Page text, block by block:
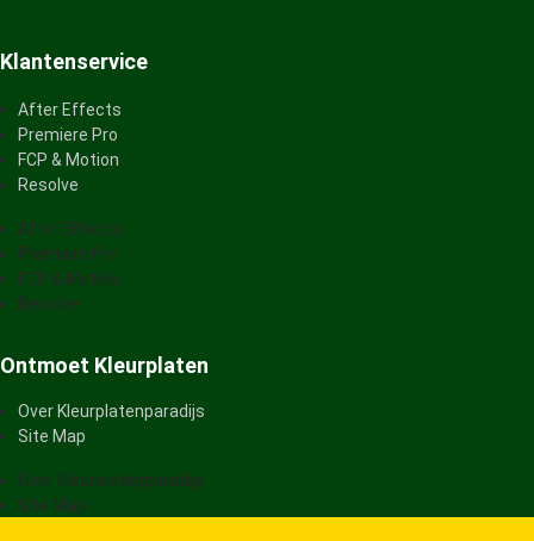
Klantenservice
After Effects
Premiere Pro
FCP & Motion
Resolve
After Effects
Premiere Pro
FCP & Motion
Resolve
Ontmoet Kleurplaten
Over Kleurplatenparadijs
Site Map
Over Kleurplatenparadijs
Site Map